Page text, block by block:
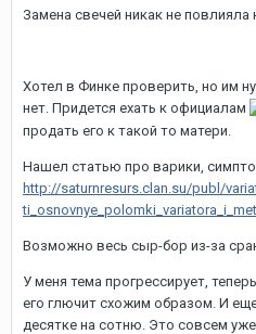
Замена свечей никак не повлияла
Хотел в Финке проверить, но им
нет. Придется ехать к официалам
продать его к такой то матери.
Нашел статью про варики,
http://saturnresurs.clan.su/publ/
Возможно весь сыр-бор из-за
У меня тема прогрессирует,
его глючит схожим образом. И
десятке на сотню. Это совсем